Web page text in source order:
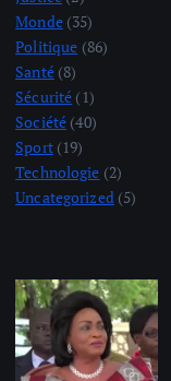
Monde(35)
Politique (86)
Santé(8)
Sécurité (1)
Société (40)
Sport(19)
Technologie (2)
Uncategorized(5)